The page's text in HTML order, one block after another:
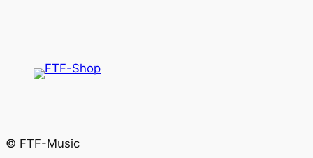
© FTF-Music